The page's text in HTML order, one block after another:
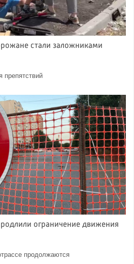
стали заложниками
препятствий
ограничение движения
продолжаются